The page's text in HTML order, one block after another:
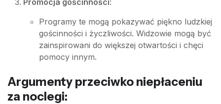
Programy te mogą pokazywać piękno ludzkiej
gościnności i życzliwości. Widzowie mogą być
zainspirowani do większej otwartości i chęci
pomocy innym.
Argumenty przeciwko niepłaceniu
za noclegi: